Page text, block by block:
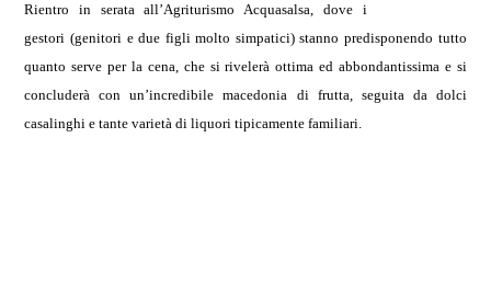
Rientro in serata all’Agriturismo Acquasalsa, dove i
gestori (genitori e due figli molto simpatici) stanno predisponendo tutto
quanto serve per la cena, che si rivelerà ottima ed abbondantissima e si
concluderà con un’incredibile macedonia di frutta, seguita da dolci
casalinghi e tante varietà di liquori tipicamente familiari.